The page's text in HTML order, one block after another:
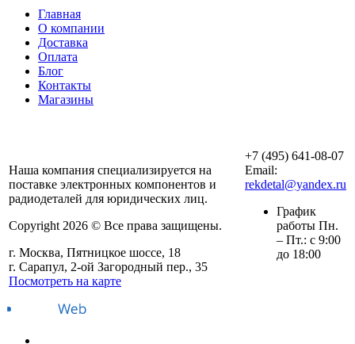
Главная
О компании
Доставка
Оплата
Блог
Контакты
Магазины
Наша компания специализируется на
поставке электронных компонентов и
радиодеталей для юридических лиц.
Copyright 2026 © Все права защищены.
г. Москва, Пятницкое шоссе, 18
г. Сарапул, 2-ой Загородный пер., 35
Посмотреть на карте
+7 (495) 641-08-07
Email:
rekdetal@yandex.ru
График
работы Пн.
– Пт.: с 9:00
до 18:00